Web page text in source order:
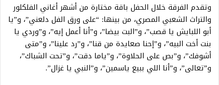
وتقدم الفرقة خلال الحفل باقة مختارة من أشهر أغاني الفلكلور
والتراث الشعبي المصري، من بينها: “على ورق الفل دلعني”، و”يا
أبو اللبايش يا قصب”، و”البت بيضا”، و”أنا أعمل إيه”، و”وردي يا
بنت أخت البيه”، و”إحنا صعايدة من قنا”، و”رد علينا”، و”متى
أشوفك”، و”بص على الحلاوة”، و”ياما دقت”، و”تحت الشباك”،
و”تعالى”، و”أنا اللي ببيع ياسمين”، و”النبي يا غزال”.